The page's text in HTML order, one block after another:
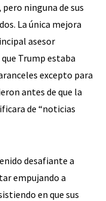
ninguna de sus
La única mejora
asesor
Trump estaba
excepto para
antes de que la
de “noticias
desafiante a
empujando a
en que sus